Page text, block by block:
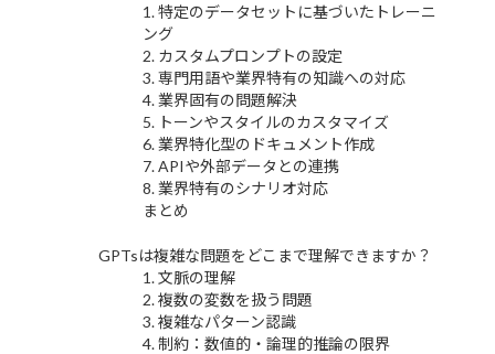
1. 特定のデータセットに基づいたトレーニ
ング
2. カスタムプロンプトの設定
3. 専門用語や業界特有の知識への対応
4. 業界固有の問題解決
5. トーンやスタイルのカスタマイズ
6. 業界特化型のドキュメント作成
7. APIや外部データとの連携
8. 業界特有のシナリオ対応
まとめ
GPTsは複雑な問題をどこまで理解できますか？
1. 文脈の理解
2. 複数の変数を扱う問題
3. 複雑なパターン認識
4. 制約：数値的・論理的推論の限界